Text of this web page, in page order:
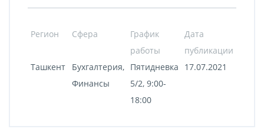
Регион Сфера
График
работы
Дата
публикации
Ташкент
Бухгалтерия,
Финансы
Пятидневка
5/2, 9:00-
18:00
17.07.2021